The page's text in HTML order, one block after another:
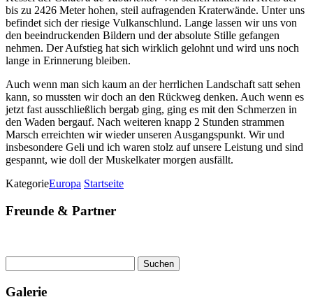
bis zu 2426 Meter hohen, steil aufragenden Kraterwände. Unter uns
befindet sich der riesige Vulkanschlund. Lange lassen wir uns von
den beeindruckenden Bildern und der absolute Stille gefangen
nehmen. Der Aufstieg hat sich wirklich gelohnt und wird uns noch
lange in Erinnerung bleiben.
Auch wenn man sich kaum an der herrlichen Landschaft satt sehen
kann, so mussten wir doch an den Rückweg denken. Auch wenn es
jetzt fast ausschließlich bergab ging, ging es mit den Schmerzen in
den Waden bergauf. Nach weiteren knapp 2 Stunden strammen
Marsch erreichten wir wieder unseren Ausgangspunkt. Wir und
insbesondere Geli und ich waren stolz auf unsere Leistung und sind
gespannt, wie doll der Muskelkater morgen ausfällt.
KategorieEuropa Startseite
Freunde & Partner
nach:
Galerie